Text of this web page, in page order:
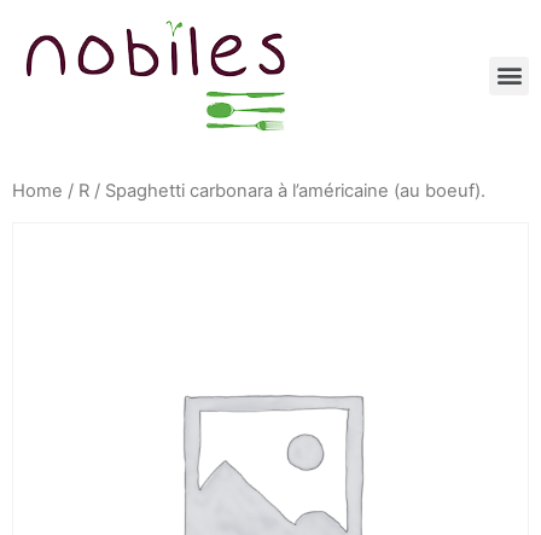
Home / R / Spaghetti carbonara à l’américaine (au boeuf).